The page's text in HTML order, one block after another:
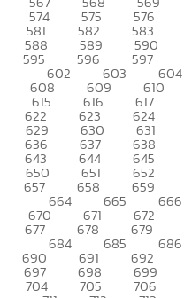
574 575 576
581 582 583
588 589 590
595 596 597
602 603 604
608 609 610
615 616 617
622 623 624
629 630 631
636 637 638
643 644 645
650 651 652
657 658 659
664 665 666
670 671 672
677 678 679
684 685 686
690 691 692
697 698 699
704 705 706